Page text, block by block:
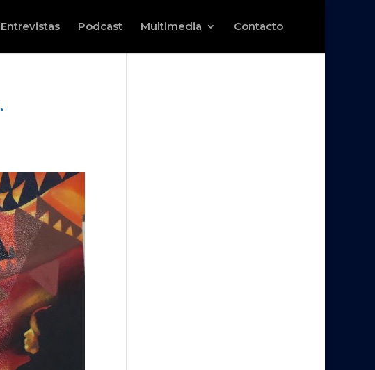
Entrevistas Podcast Multimedia Contacto